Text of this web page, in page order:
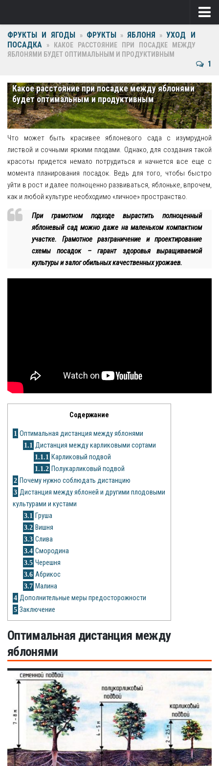
Ягоды
Виноград
Крыжовник
Малина
Фрукты
Груша
Ежевика
Слива
Черешня
Яблоня
Овощи
Картошка
Замиокулькас
Рецепты
О сайте
ФРУКТЫ И ЯГОДЫ » ФРУКТЫ » ЯБЛОНЯ » УХОД И
ПОСАДКА »
КАКОЕ РАССТОЯНИЕ ПРИ ПОСАДКЕ МЕЖДУ
ЯБЛОНЯМИ БУДЕТ ОПТИМАЛЬНЫМ И ПРОДУКТИВНЫМ
1
Какое расстояние при посадке между яблонями
будет оптимальным и продуктивным
Что может быть красивее яблоневого сада с изумрудной
листвой и сочными яркими плодами. Однако, для создания такой
красоты придется немало потрудиться и начнется все еще с
момента планирования посадок. Ведь для того, чтобы быстро
уйти в рост и далее полноценно развиваться, яблоньке, впрочем,
как и любой культуре необходимо «личное» пространство.
При грамотном подходе вырастить полноценный
яблоневый сад можно даже на маленьком компактном
участке. Грамотное разграничение и проектирование
схемы посадок – гарант здоровья выращиваемой
культуры и залог обильных качественных урожаев.
Содержание
1 Оптимальная дистанция между яблонями
1.1 Дистанция между карликовыми сортами
1.1.1 Карликовый подвой
1.1.2 Полукарликовый подвой
2 Почему нужно соблюдать дистанцию
3 Дистанция между яблоней и другими плодовыми
культурами и кустами
3.1 Груша
3.2 Вишня
3.3 Слива
3.4 Смородина
3.5 Черешня
3.6 Абрикос
3.7 Малина
4 Дополнительные меры предосторожности
5 Заключение
Оптимальная дистанция между
яблонями